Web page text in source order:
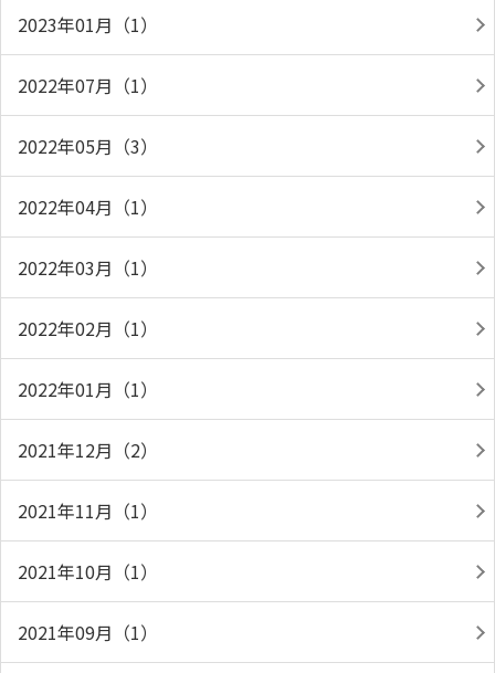
2023年01月（1）
2022年07月（1）
2022年05月（3）
2022年04月（1）
2022年03月（1）
2022年02月（1）
2022年01月（1）
2021年12月（2）
2021年11月（1）
2021年10月（1）
2021年09月（1）